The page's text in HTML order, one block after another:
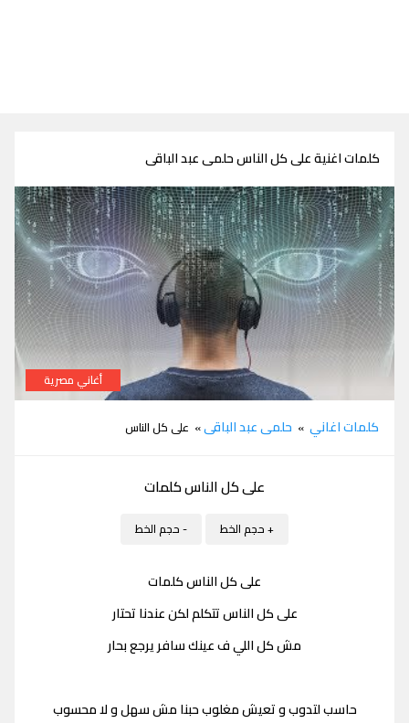
كلمات اغنية على كل الناس حلمى عبد الباقى
أغاني مصرية
كلمات اغاني » حلمى عبد الباقى» على كل الناس
على كل الناس كلمات
+ حجم الخط - حجم الخط
على كل الناس كلمات
على كل الناس تتكلم لكن عندنا تحتار
مش كل اللي ف عينك سافر يرجع بحار
حاسب لتدوب و تعيش مغلوب حبنا مش سهل و لا محسوب